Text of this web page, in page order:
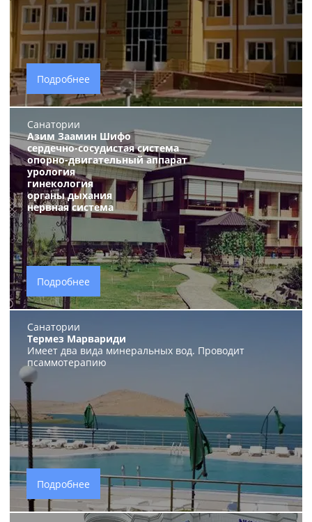
Подробнее
Санатории
Азим Заамин Шифо
сердечно-сосудистая система
опорно-двигательный аппарат
урология
гинекология
органы дыхания
нервная система
Подробнее
Санатории
Термез Марвариди
Имеет два вида минеральных вод. Проводит
псаммотерапию
Подробнее